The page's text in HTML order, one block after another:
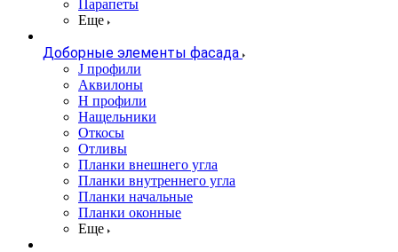
Парапеты
Еще
Доборные элементы фасада
J профили
Аквилоны
Н профили
Нащельники
Откосы
Отливы
Планки внешнего угла
Планки внутреннего угла
Планки начальные
Планки оконные
Еще